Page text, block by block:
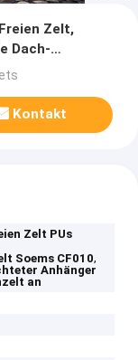
Zelt,
Dach-
Kontakt
Zelt PUs
Soems CF010,
Anhänger
an